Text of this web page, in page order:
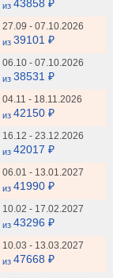
из 43858 ₽
27.09 - 07.10.2026
из 39101 ₽
06.10 - 07.10.2026
из 38531 ₽
04.11 - 18.11.2026
из 42150 ₽
16.12 - 23.12.2026
из 42017 ₽
06.01 - 13.01.2027
из 41990 ₽
10.02 - 17.02.2027
из 43296 ₽
10.03 - 13.03.2027
из 47668 ₽